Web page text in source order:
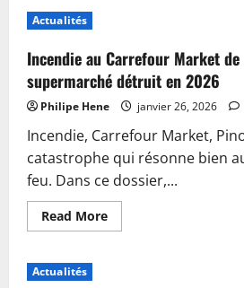
d’une
petite
fille
découvert,
la
mère
suspectée
d’être
impliquée
Actualités
Incendie au Carrefour Market
supermarché détruit en 2026
Philipe Hene janvier 26, 2026
Incendie, Carrefour Market,
catastrophe qui résonne bien
feu. Dans ce dossier,...
Read MoreRead
more
Actualités